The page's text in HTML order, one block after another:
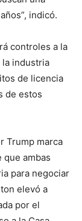
indicó.
controles a la
industria
de licencia
de estos
Trump marca
ambas
para negociar
elevó a
por el